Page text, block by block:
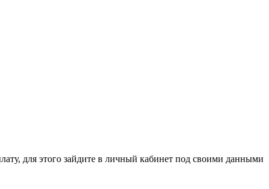
этого зайдите в личный кабинет под своими данными